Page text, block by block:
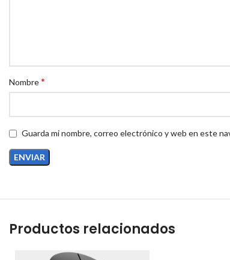
Nombre*
Guarda mi nombre, correo electrónico y web en este
Productos relacionados